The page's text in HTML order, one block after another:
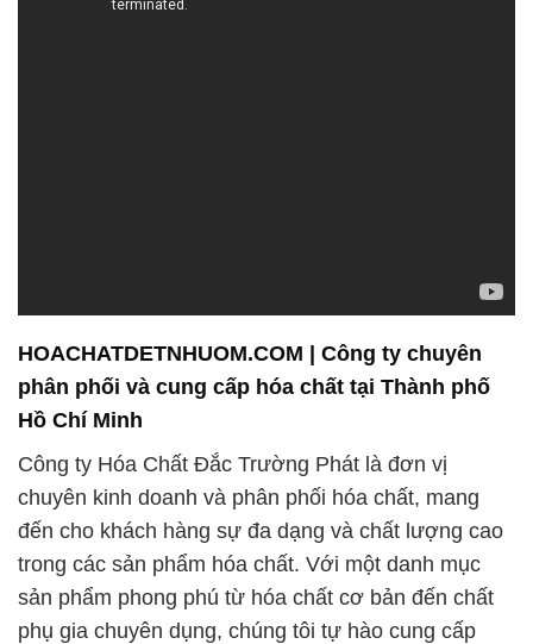
HOACHATDETNHUOM.COM | Công ty chuyên
phân phối và cung cấp hóa chất tại Thành phố
Hồ Chí Minh
Công ty Hóa Chất Đắc Trường Phát là đơn vị
chuyên kinh doanh và phân phối hóa chất, mang
đến cho khách hàng sự đa dạng và chất lượng cao
trong các sản phẩm hóa chất. Với một danh mục
sản phẩm phong phú từ hóa chất cơ bản đến chất
phụ gia chuyên dụng, chúng tôi tự hào cung cấp